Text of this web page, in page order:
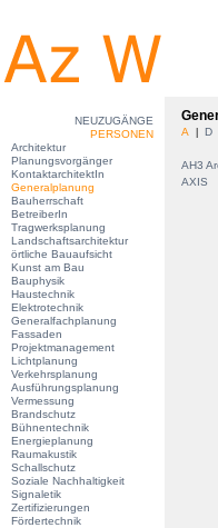
NEUZUGÄNGE
PERSONEN
Architektur
Planungsvorgänger
KontaktarchitektIn
Generalplanung
Bauherrschaft
BetreiberIn
Tragwerksplanung
Landschaftsarchitektur
örtliche Bauaufsicht
Kunst am Bau
Bauphysik
Haustechnik
Elektrotechnik
Generalfachplanung
Fassaden
Projektmanagement
Lichtplanung
Verkehrsplanung
Ausführungsplanung
Vermessung
Brandschutz
Bühnentechnik
Energieplanung
Raumakustik
Schallschutz
Soziale Nachhaltigkeit
Signaletik
Zertifizierungen
Fördertechnik
A D
AH3
AXIS